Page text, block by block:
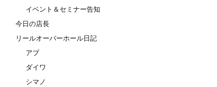
イベント＆セミナー告知
今日の店長
リールオーバーホール日記
アブ
ダイワ
シマノ